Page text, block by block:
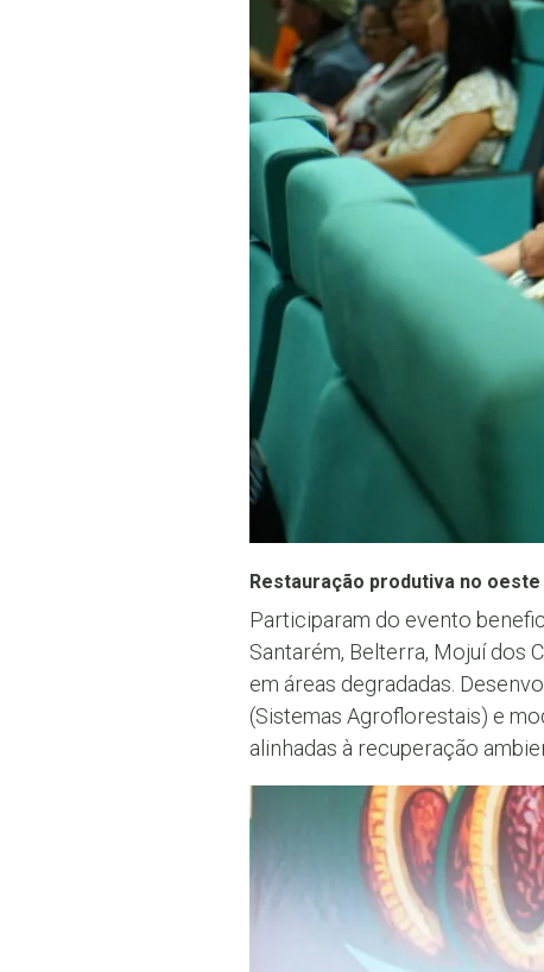
Restauração produtiva no
Participaram do evento
Santarém, Belterra, Mojuí dos
em áreas degradadas.
(Sistemas Agroflorestais) e
alinhadas à recuperação